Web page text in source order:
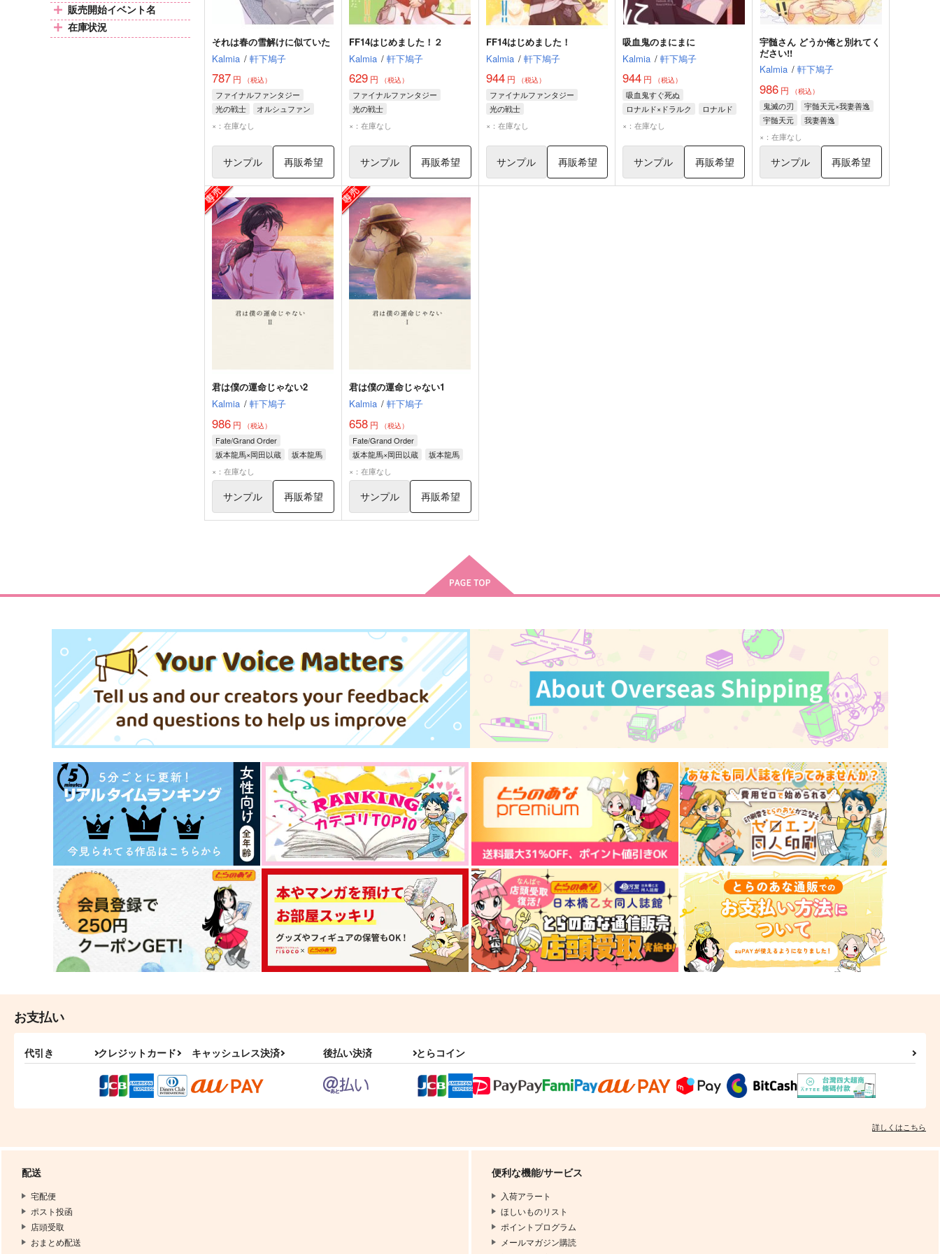
販売開始イベント名
在庫状況
それは春の雪解けに似ていた
Kalmia / 軒下鳩子
787 円 （税込）
ファイナルファンタジー
光の戦士
オルシュファン
×：在庫なし
サンプル 再販希望
FF14はじめました！２
Kalmia / 軒下鳩子
629円 （税込）
ファイナルファンタジー
光の戦士
×：在庫なし
サンプル 再販希望
FF14はじめました！
Kalmia / 軒下鳩子
944円 （税込）
ファイナルファンタジー
光の戦士
×：在庫なし
サンプル 再販希望
吸血鬼のまにまに
Kalmia / 軒下鳩子
944 円 （税込）
吸血鬼すぐ死ぬ
ロナルド×ドラルク
ロナルド
ドラルク
×：在庫なし
サンプル 再販希望
宇髄さん どうか俺と別れてく
ださい!!
Kalmia / 軒下鳩子
986 円 （税込）
鬼滅の刃
宇髄天元×我妻善逸
宇髄天元
我妻善逸
×：在庫なし
サンプル 再販希望
君は僕の運命じゃない2
Kalmia / 軒下鳩子
986 円 （税込）
Fate/Grand Order
坂本龍馬×岡田以蔵
坂本龍馬
岡田以蔵
×：在庫なし
サンプル 再販希望
君は僕の運命じゃない1
Kalmia / 軒下鳩子
658円 （税込）
Fate/Grand Order
坂本龍馬×岡田以蔵
坂本龍馬
岡田以蔵
×：在庫なし
サンプル 再販希望
お支払い
代引き クレジットカード キャッシュレス決済 後払い決済 とらコイン
詳しくはこちら
配送
宅配便
ポスト投函
店頭受取
おまとめ配送
便利な機能/サービス
入荷アラート
ほしいものリスト
ポイントプログラム
メールマガジン購読